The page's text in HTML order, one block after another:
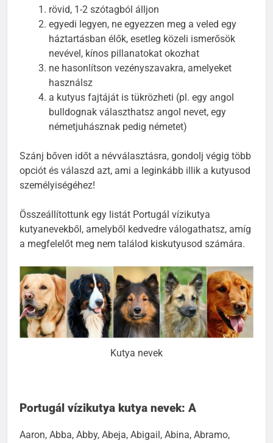
rövid, 1-2 szótagból álljon
egyedi legyen, ne egyezzen meg a veled egy
háztartásban élők, esetleg közeli ismerősök
nevével, kínos pillanatokat okozhat
ne hasonlítson vezényszavakra, amelyeket
használsz
a kutyus fajtáját is tükrözheti (pl. egy angol
bulldognak választhatsz angol nevet, egy
németjuhásznak pedig németet)
Szánj bőven időt a névválasztásra, gondolj végig több
opciót és válaszd azt, ami a leginkább illik a kutyusod
személyiségéhez!
Összeállítottunk egy listát Portugál vízikutya
kutyanevekből, amelyből kedvedre válogathatsz, amíg
a megfelelőt meg nem találod kiskutyusod számára.
Kutya nevek
Portugál vízikutya kutya nevek: A
Aaron, Abba, Abby, Abeja, Abigail, Abina, Abramo,